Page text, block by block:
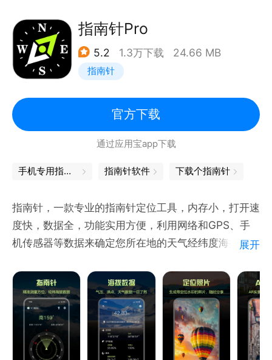
使用这款智能指南针，您将享受以下功能：
·精准导航：结合实景与地图，不再迷路。
·海拔测算：通过气压校准精准计算当前海拔高度。
·全面数据展示：包括经纬度、地址、气压、海拔、磁
·专业地图功能：支持地点查询、方向辨别、卫星地图
查看和路线规划。
·设备功能检测：一键检测手机功能，快速排查故障。
·离线地图：支持下载离线地图，无需网络即可使用。
·强大工具箱：集成多种常用工具，满足您的日常需
求。
功能不断升级，体验更加出色。这款实用小工具必将成
为您日常生活中的得力助手，期待大家的支持与好评！
指南针Pro
5.2 1.3万下载 24.66 MB
指南针
官方下载
通过应用宝app下载
手机专用指南针 指南针软件 下载个指南针
指南针，一款专业的指南针定位工具，内存小，打开速
度快，数据全，功能实用方便，利用网络和GPS、手
机传感器等数据来确定您所在地的天气经纬度海拔等信
实时显示地理位置信息、经纬度，磁场强度，海拔高
度，天气，气压、风向，空气质量等实用信息，方便您
随时了解所处地理位置情况，帮助您在迅雷之间辨别方
向，为您户外活动，野外探险，旅行保驾护航！
罗盘指南针，地图指南针，AR实景指南针，身临其境
展开